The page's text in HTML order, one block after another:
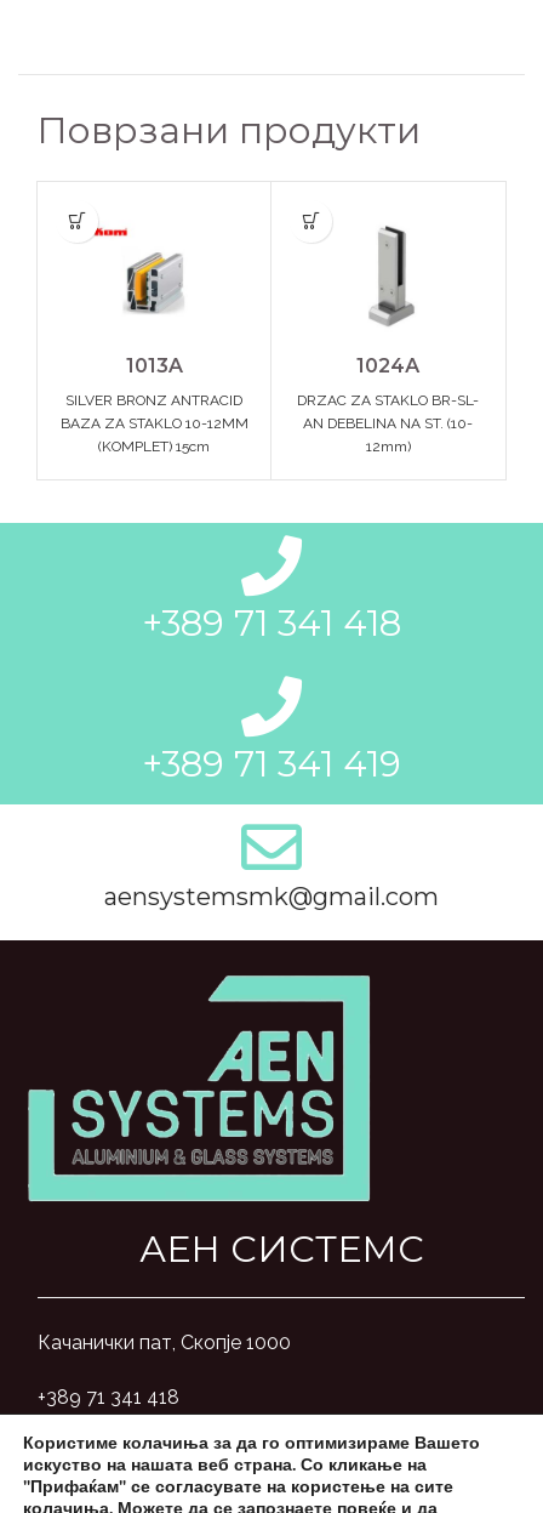
Поврзани продукти
1013A
SILVER BRONZ ANTRACID
BAZA ZA STAKLO 10-12MM
(KOMPLET) 15cm
1024А
DRZAC ZA STAKLO BR-SL-
AN DEBELINA NA ST. (10-
12mm)
+389 71 341 418
+389 71 341 419
aensystemsmk@gmail.com
АЕН СИСТЕМС
Качанички пат, Скопје 1000
+389 71 341 418
aensystemsmk@gmail.com
Користиме колачиња за да го оптимизираме Вашето
искуство на нашата веб страна. Со кликање на
"Прифаќам" се согласувате на користење на сите